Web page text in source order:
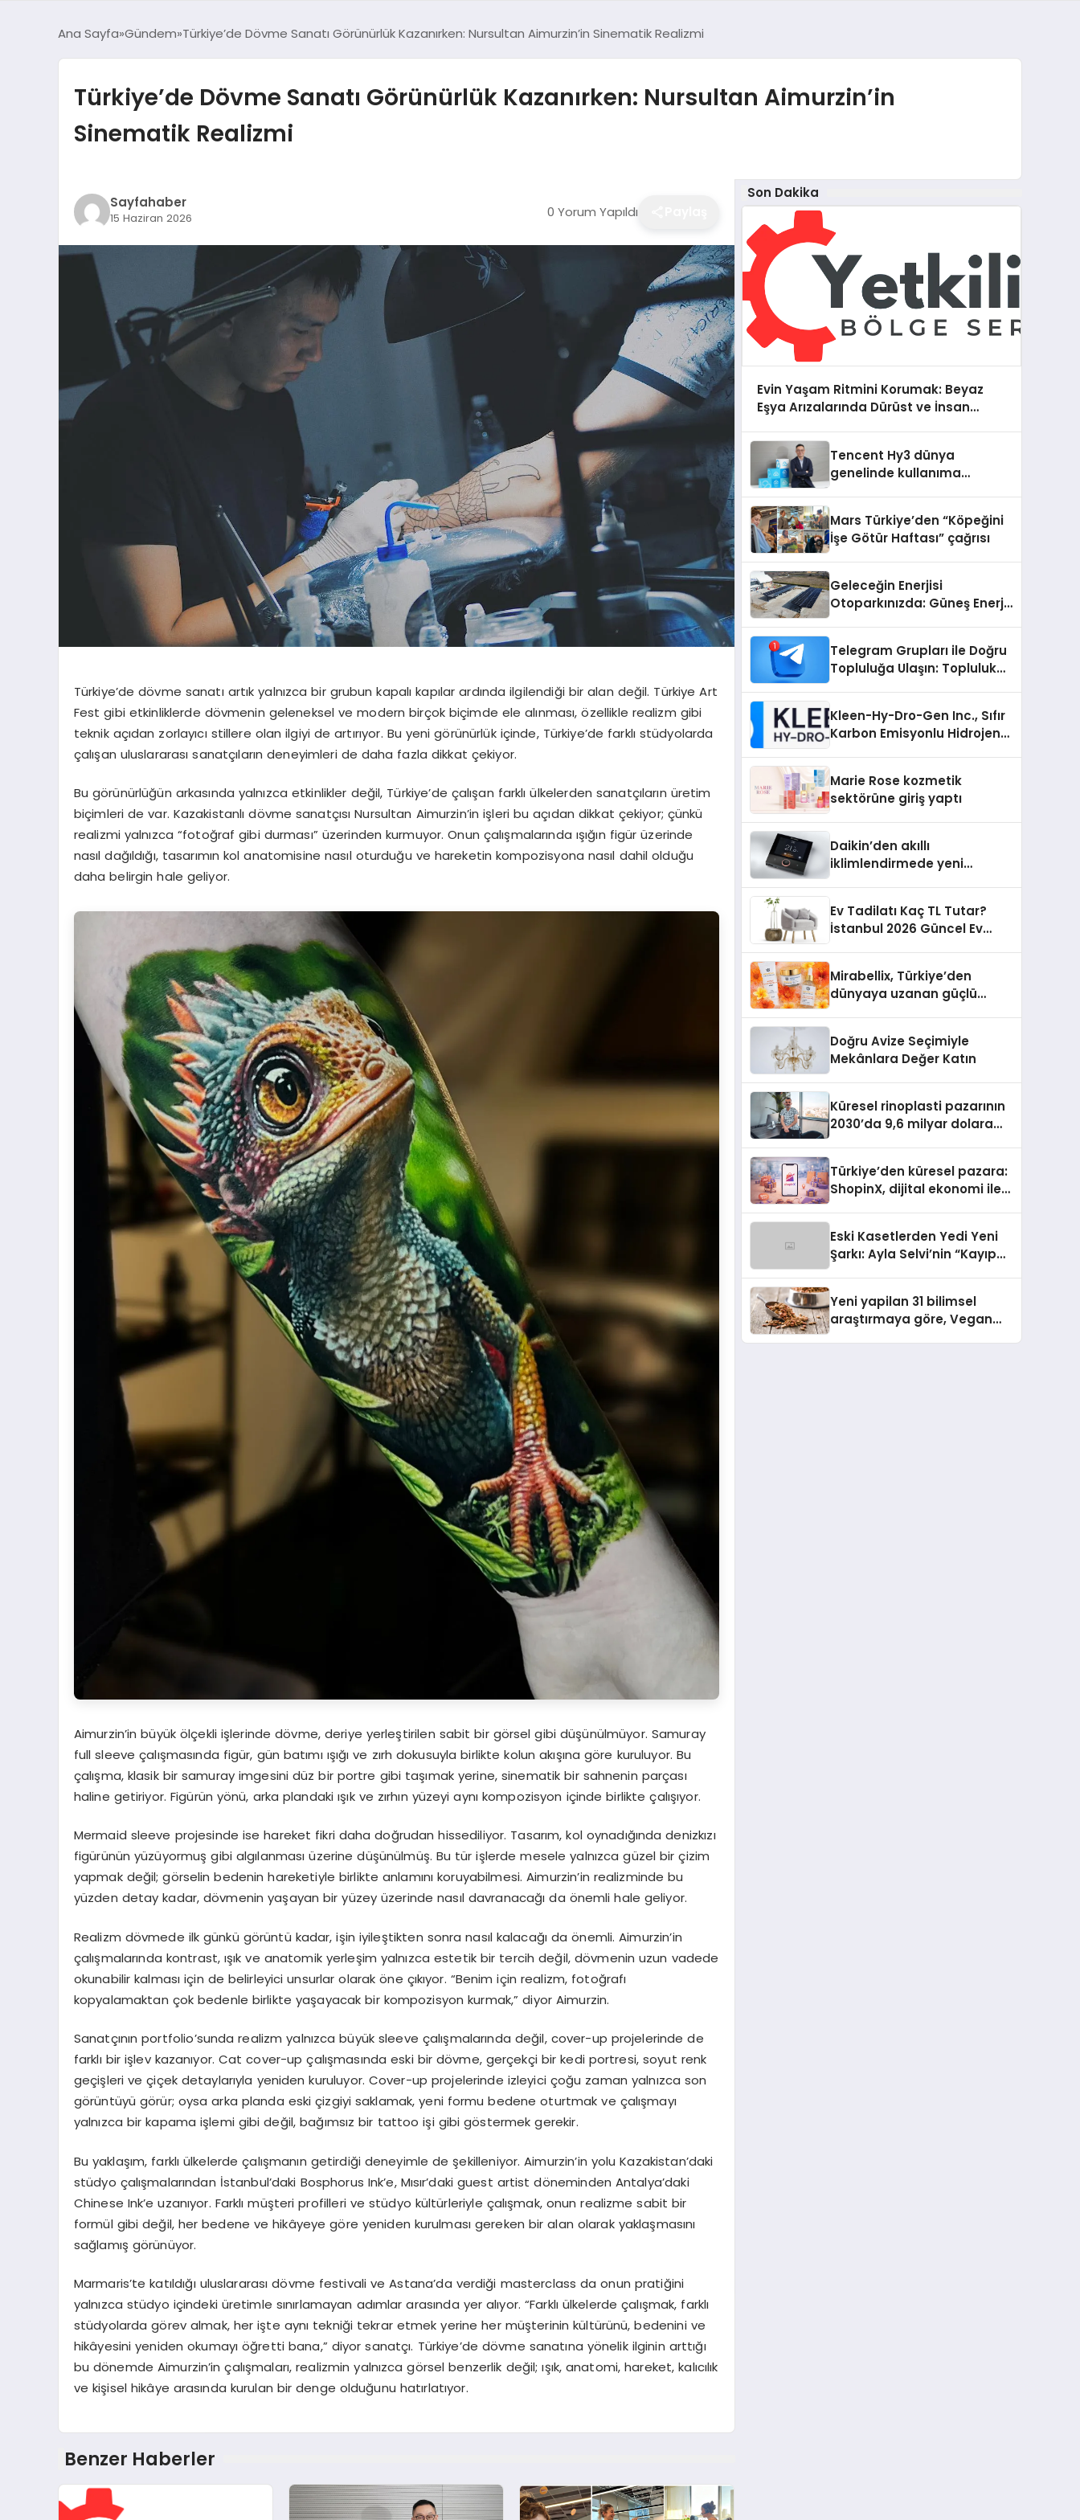
Ana Sayfa Gündem Türkiye’de Dövme Sanatı Görünürlük Kazanırken: Nursultan Aimurzin’in Sinematik Realizmi
Türkiye’de Dövme Sanatı Görünürlük Kazanırken: Nursultan Aimurzin’in
Sinematik Realizmi
Sayfahaber
15 Haziran 2026 0 Yorum Yapıldı
Türkiye’de dövme sanatı artık yalnızca bir grubun kapalı kapılar ardında ilgilendiği bir alan değil. Türkiye Art
Fest gibi etkinliklerde dövmenin geleneksel ve modern birçok biçimde ele alınması, özellikle realizm gibi
teknik açıdan zorlayıcı stillere olan ilgiyi de artırıyor. Bu yeni görünürlük içinde, Türkiye’de farklı stüdyolarda
çalışan uluslararası sanatçıların deneyimleri de daha fazla dikkat çekiyor.
Bu görünürlüğün arkasında yalnızca etkinlikler değil, Türkiye’de çalışan farklı ülkelerden sanatçıların üretim
biçimleri de var. Kazakistanlı dövme sanatçısı Nursultan Aimurzin’in işleri bu açıdan dikkat çekiyor; çünkü
realizmi yalnızca “fotoğraf gibi durması” üzerinden kurmuyor. Onun çalışmalarında ışığın figür üzerinde
nasıl dağıldığı, tasarımın kol anatomisine nasıl oturduğu ve hareketin kompozisyona nasıl dahil olduğu
daha belirgin hale geliyor.
Aimurzin’in büyük ölçekli işlerinde dövme, deriye yerleştirilen sabit bir görsel gibi düşünülmüyor. Samuray
full sleeve çalışmasında figür, gün batımı ışığı ve zırh dokusuyla birlikte kolun akışına göre kuruluyor. Bu
çalışma, klasik bir samuray imgesini düz bir portre gibi taşımak yerine, sinematik bir sahnenin parçası
haline getiriyor. Figürün yönü, arka plandaki ışık ve zırhın yüzeyi aynı kompozisyon içinde birlikte çalışıyor.
Mermaid sleeve projesinde ise hareket fikri daha doğrudan hissediliyor. Tasarım, kol oynadığında denizkızı
figürünün yüzüyormuş gibi algılanması üzerine düşünülmüş. Bu tür işlerde mesele yalnızca güzel bir çizim
yapmak değil; görselin bedenin hareketiyle birlikte anlamını koruyabilmesi. Aimurzin’in realizminde bu
yüzden detay kadar, dövmenin yaşayan bir yüzey üzerinde nasıl davranacağı da önemli hale geliyor.
Realizm dövmede ilk günkü görüntü kadar, işin iyileştikten sonra nasıl kalacağı da önemli. Aimurzin’in
çalışmalarında kontrast, ışık ve anatomik yerleşim yalnızca estetik bir tercih değil, dövmenin uzun vadede
okunabilir kalması için de belirleyici unsurlar olarak öne çıkıyor. “Benim için realizm, fotoğrafı
kopyalamaktan çok bedenle birlikte yaşayacak bir kompozisyon kurmak,” diyor Aimurzin.
Sanatçının portfolio’sunda realizm yalnızca büyük sleeve çalışmalarında değil, cover-up projelerinde de
farklı bir işlev kazanıyor. Cat cover-up çalışmasında eski bir dövme, gerçekçi bir kedi portresi, soyut renk
geçişleri ve çiçek detaylarıyla yeniden kuruluyor. Cover-up projelerinde izleyici çoğu zaman yalnızca son
görüntüyü görür; oysa arka planda eski çizgiyi saklamak, yeni formu bedene oturtmak ve çalışmayı
yalnızca bir kapama işlemi gibi değil, bağımsız bir tattoo işi gibi göstermek gerekir.
Bu yaklaşım, farklı ülkelerde çalışmanın getirdiği deneyimle de şekilleniyor. Aimurzin’in yolu Kazakistan’daki
stüdyo çalışmalarından İstanbul’daki Bosphorus Ink’e, Mısır’daki guest artist döneminden Antalya’daki
Chinese Ink’e uzanıyor. Farklı müşteri profilleri ve stüdyo kültürleriyle çalışmak, onun realizme sabit bir
formül gibi değil, her bedene ve hikâyeye göre yeniden kurulması gereken bir alan olarak yaklaşmasını
sağlamış görünüyor.
Marmaris’te katıldığı uluslararası dövme festivali ve Astana’da verdiği masterclass da onun pratiğini
yalnızca stüdyo içindeki üretimle sınırlamayan adımlar arasında yer alıyor. “Farklı ülkelerde çalışmak, farklı
stüdyolarda görev almak, her işte aynı tekniği tekrar etmek yerine her müşterinin kültürünü, bedenini ve
hikâyesini yeniden okumayı öğretti bana,” diyor sanatçı. Türkiye’de dövme sanatına yönelik ilginin arttığı
bu dönemde Aimurzin’in çalışmaları, realizmin yalnızca görsel benzerlik değil; ışık, anatomi, hareket, kalıcılık
ve kişisel hikâye arasında kurulan bir denge olduğunu hatırlatıyor.
Benzer Haberler
Son Dakika
Evin Yaşam Ritmini Korumak: Beyaz
Eşya Arızalarında Dürüst ve İnsan
Tencent Hy3 dünya
genelinde kullanıma
Mars Türkiye’den “Köpeğini
İşe Götür Haftası” çağrısı
Geleceğin Enerjisi
Otoparkınızda: Güneş Enerjili
Telegram Grupları ile Doğru
Topluluğa Ulaşın: Topluluk
Kleen-Hy-Dro-Gen Inc., Sıfır
Karbon Emisyonlu Hidrojen
Aldı
Marie Rose kozmetik
sektörüne giriş yaptı
Daikin’den akıllı
iklimlendirmede yeni
Ev Tadilatı Kaç TL Tutar?
İstanbul 2026 Güncel Ev
Mirabellix, Türkiye’den
dünyaya uzanan güçlü
Doğru Avize Seçimiyle
Mekânlara Değer Katın
Küresel rinoplasti pazarının
2030’da 9,6 milyar dolara
Türkiye’den küresel pazara:
ShopinX, dijital ekonomi ile
Eski Kasetlerden Yedi Yeni
Şarkı: Ayla Selvi’nin “Kayıp
Yeni yapilan 31 bilimsel
araştırmaya göre, Vegan